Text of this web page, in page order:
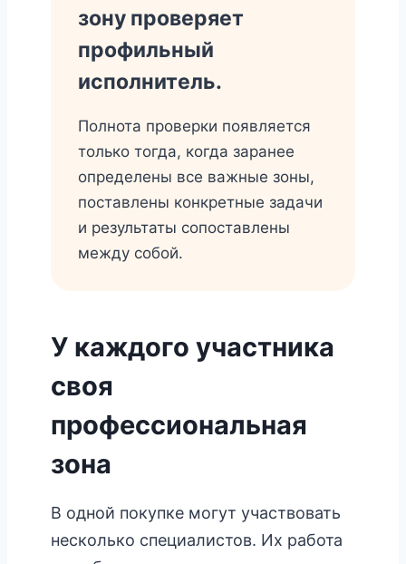
зону проверяет
профильный
исполнитель.
Полнота проверки появляется
только тогда, когда заранее
определены все важные зоны,
поставлены конкретные задачи
и результаты сопоставлены
между собой.
У каждого участника
своя
профессиональная
зона
В одной покупке могут участвовать
несколько специалистов. Их работа